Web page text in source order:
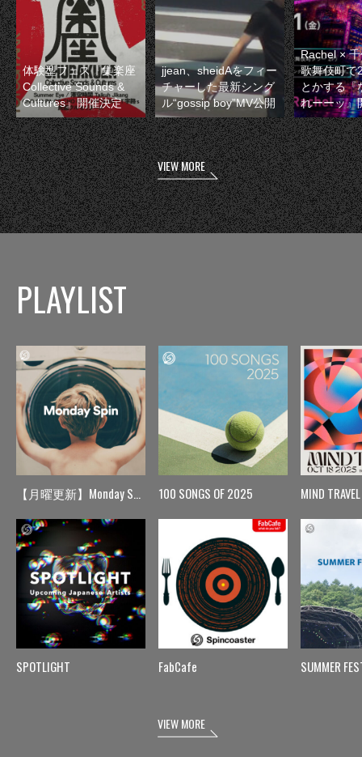
体験型フェス『集楽座
Collective Sounds &
Cultures』開催決定
jjean、sheidAをフィー
チャーした最新シング
ル“gossip boy”MV公開
Rachel ×
歌舞伎町で
とかする『
れーーッ』
VIEW MORE
PLAYLIST
【月曜更新】Monday Spin
SPOTLIGHT
100 SONGS OF 2025
FabCafe
MIND TRAVEL
SUMMER
VIEW MORE